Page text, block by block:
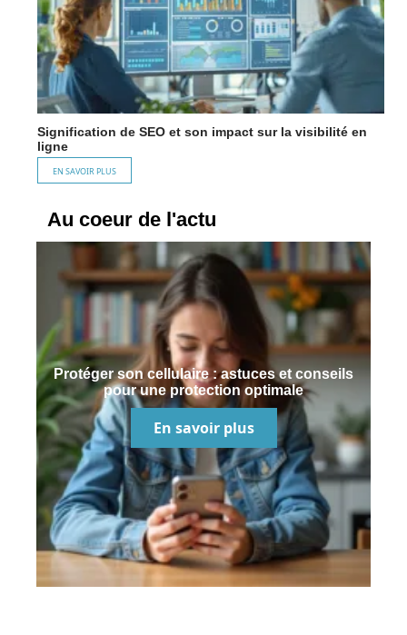
Signification de SEO et son impact sur la visibilité en
ligne
EN SAVOIR PLUS
Au coeur de l'actu
Protéger son cellulaire : astuces et conseils
pour une protection optimale
En savoir plus